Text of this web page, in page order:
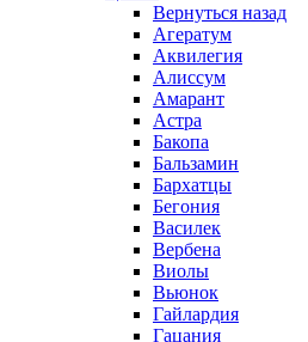
Вернуться назад
Агератум
Аквилегия
Алиссум
Амарант
Астра
Бакопа
Бальзамин
Бархатцы
Бегония
Василек
Вербена
Виолы
Вьюнок
Гайлардия
Гацания